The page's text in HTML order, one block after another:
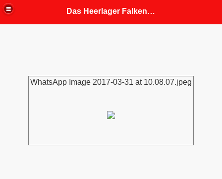
Das Heerlager Falkenhorst
WhatsApp Image 2017-03-31 at 10.08.07.jpeg